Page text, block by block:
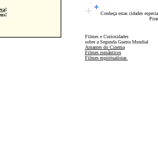
!
Conheça estas cidades
Filmes e Curiosidades
sobre a Segunda Guerra Mundial
Amantes do Cinema
Filmes românticos
Filmes espiritualistas